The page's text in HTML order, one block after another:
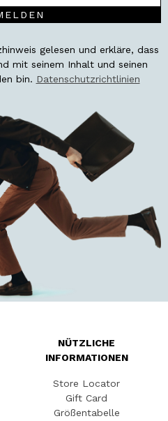
gelesen und erkläre, dass
mit seinem Inhalt und seinen
bin. Datenschutzrichtlinien
NÜTZLICHE
INFORMATIONEN
Store Locator
Gift Card
Größentabelle